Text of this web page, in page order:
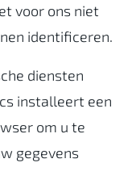
voor ons niet
identificeren.
diensten
installeert een
om u te
gegevens